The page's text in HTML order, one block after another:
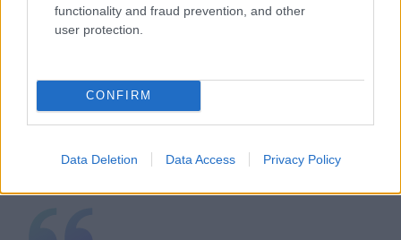
functionality and fraud prevention, and other
user protection.
CONFIRM
Data Deletion Data Access Privacy Policy